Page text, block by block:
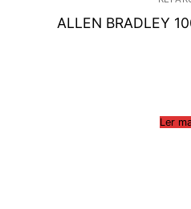
ALLEN BRADLEY
Ler